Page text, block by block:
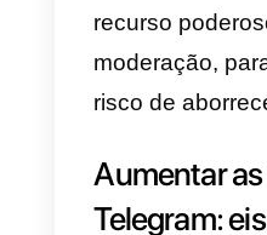
BotFather
nome de
Uma vez